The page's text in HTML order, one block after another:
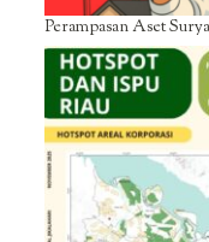
Perampasan Aset